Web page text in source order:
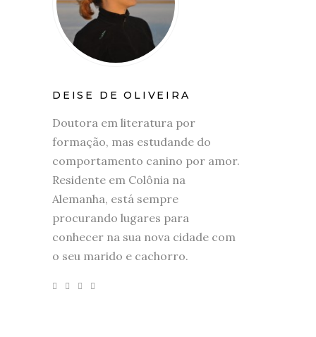
DEISE DE OLIVEIRA
Doutora em literatura por
formação, mas estudande do
comportamento canino por amor.
Residente em Colônia na
Alemanha, está sempre
procurando lugares para
conhecer na sua nova cidade com
o seu marido e cachorro.